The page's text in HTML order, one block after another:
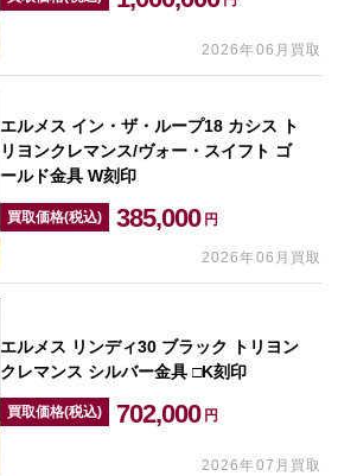
2026年06月買取
エルメス イン・ザ・ループ18 カシス ト
リヨンクレマンス/ヴォー・スイフト ゴ
ールド金具 W刻印
買取価格(税込) 385,000 円
2026年06月買取
エルメス リンディ30 ブラック トリヨン
クレマンス シルバー金具 □K刻印
買取価格(税込) 702,000 円
2026年07月買取